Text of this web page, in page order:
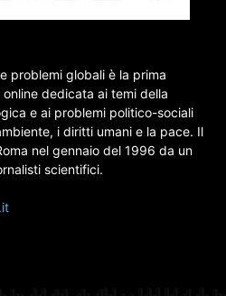
problemi globali è la prima
dedicata ai temi della
e ai problemi politico-sociali
i diritti umani e la pace. Il
nel gennaio del 1996 da un
scientifici.